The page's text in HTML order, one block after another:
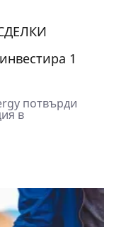
1
потвърди
в